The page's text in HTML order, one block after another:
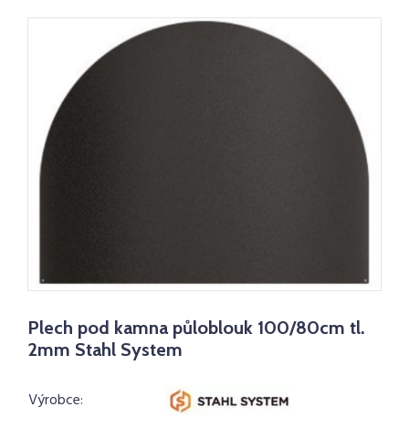
Plech pod kamna půloblouk 100/80cm tl.
2mm Stahl System
Výrobce: